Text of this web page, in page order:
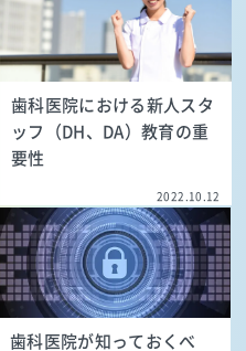
歯科医院における新人スタ
ッフ（DH、DA）教育の重
要性
2022.10.12
歯科医院が知っておくべ